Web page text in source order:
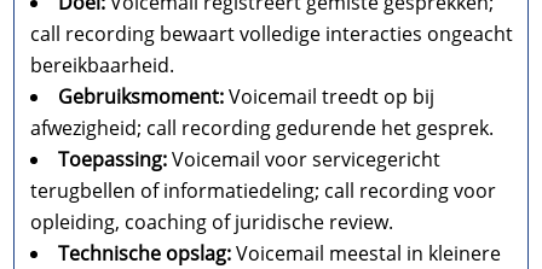
call recording bewaart volledige interacties ongeacht
bereikbaarheid.
Gebruiksmoment:Voicemail treedt op bij
afwezigheid; call recording gedurende het gesprek.
Toepassing:Voicemail voor servicegericht
terugbellen of informatiedeling; call recording voor
opleiding, coaching of juridische review.
Technische opslag:Voicemail meestal in kleinere